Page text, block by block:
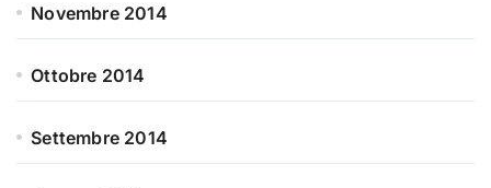
Novembre 2014
Ottobre 2014
Settembre 2014